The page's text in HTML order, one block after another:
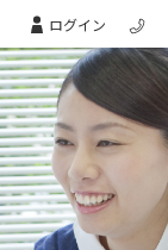
ログイン